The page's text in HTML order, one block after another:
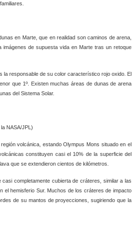
en Marte, que en realidad son caminos de arena,
de supuesta vida en Marte tras un retoque
la responsable de su color característico rojo oxido. El
que 1º. Existen muchas áreas de dunas de arena
del Sistema Solar.
JPL)
volcánica, estando Olympus Mons situado en el
constituyen casi el 10% de la superficie del
que se extendieron cientos de kilómetros.
completamente cubierta de cráteres, similar a las
el hemisferio Sur. Muchos de los cráteres de impacto
de su mantos de proyecciones, sugiriendo que la